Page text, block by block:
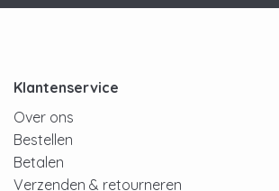
Klantenservice
Over ons
Bestellen
Betalen
Verzenden & retourneren